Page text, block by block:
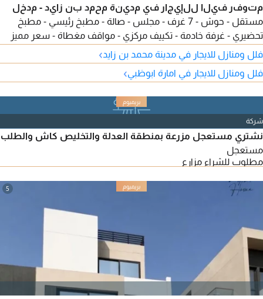
متوفر فيلا للإيجار في مدينة محمد بن زايد - مدخل
مستقل - حوش - 7 غرف - مجلس - صالة - مطبخ رئيسي - مطبخ
تحضيري - غرفة خادمة - تكييف مركزي - مواقف مغطاة - سعر مميز
170000 درهم - موقع مميز - بالقرب من كافة الخدمات - يمتنع
الوسطاء - لمزيد من التفاصيل تواصل معنا. Ref MASAR - 1604
فلل ومنازل للايجار في مدينة محمد بن زايد›
فلل ومنازل للايجار في امارة ابوظبي›
شركة
نشتري مستعجل مزرعة بمنطقة العدلة والتخليص كاش والطلب
مستعجل
مطلوب للشراء مزارع
5